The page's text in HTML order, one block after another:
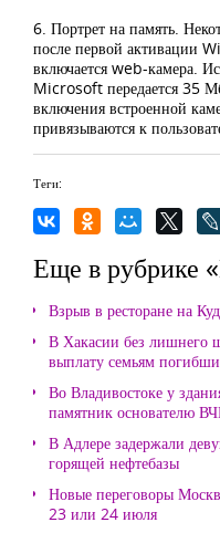
6. Портрет на память.
после первой активации
включается web-камера.
Microsoft передается 35
включения встроенной
привязываются к
Теги:
Еще в рубрике
Взрыв в ресторане на
В Хакасии без лишнего
выплату семьям
Во Владивостоке у
памятник основателю
В Адлере задержали
горящей нефтебазы
Новые переговоры
23 или 24 июля